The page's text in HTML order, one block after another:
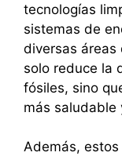
tecnologías
sistemas de
diversas áreas
solo reduce la
fósiles, sino
más saludable
Además,